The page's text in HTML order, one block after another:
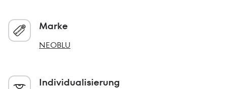
Marke
NEOBLU
Individualisierung